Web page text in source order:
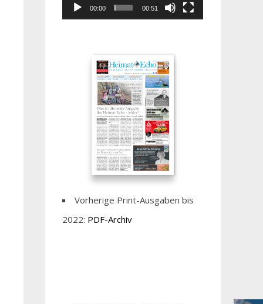
00:00 00:51
Vorherige Print-Ausgaben bis
2022: PDF-Archiv